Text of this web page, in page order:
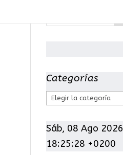
Categorías
C
t
e
Sáb, 08 Ago 2026
18:25:29 +0200